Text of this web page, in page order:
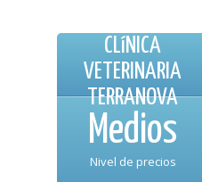
CLíNICA
VETERINARIA
TERRANOVA
Medios
Nivel de precios